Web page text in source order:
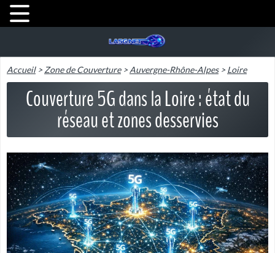
Accueil>Zone de Couverture>Auvergne-Rhône-Alpes>Loire
Couverture 5G dans la Loire : état du
réseau et zones desservies